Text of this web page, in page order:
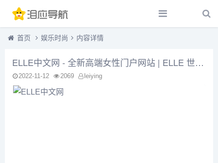
首页 娱乐时尚 内容详情
ELLE中文网 - 全新高端女性门户网站 | ELLE 世界时装之苑杂志官方网站
2022-11-12 2069 leiying